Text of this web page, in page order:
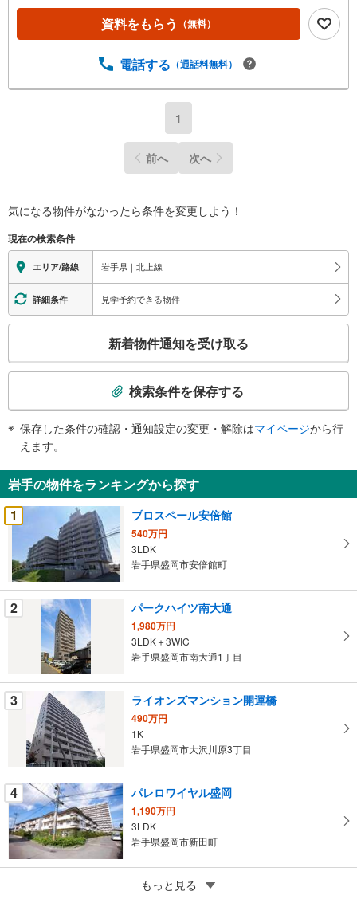
資料をもらう （無料）
電話する （通話料無料）
1
前へ 次へ
気になる物件がなかったら条件を変更しよう！
現在の検索条件
エリア/路線 岩手県｜北上線
詳細条件 見学予約できる物件
検
知
を
受
け
る
・
条
件
ペ
ー
す
る
新着物件通知を受け取る
検索条件を保存する
保存した条件の確認・通知設定の変更・解除はマイページから行
えます。
岩手の物件をランキングから探す
1
プロスペール安倍館
540万円
3LDK
岩手県盛岡市安倍館町
2 パークハイツ南大通
1,980万円
3LDK＋3WIC
岩手県盛岡市南大通1丁目
3 ライオンズマンション開運橋
490万円
1K
岩手県盛岡市大沢川原3丁目
4 パレロワイヤル盛岡
1,190万円
3LDK
岩手県盛岡市新田町
マンション菜園
もっと見る